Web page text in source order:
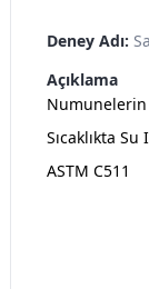
Deney Adı:
Açıklama
Numunelerin
Sıcaklıkta
ASTM C511